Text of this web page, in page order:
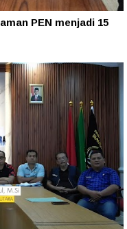
PEN menjadi 15